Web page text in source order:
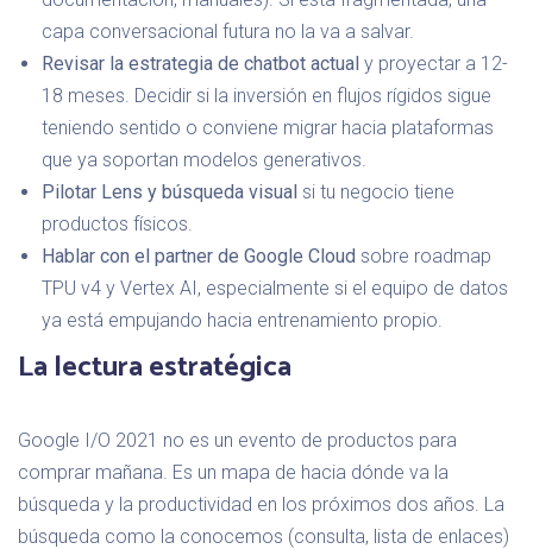
capa conversacional futura no la va a salvar.
Revisar la estrategia de chatbot actual y proyectar a 12-
18 meses. Decidir si la inversión en flujos rígidos sigue
teniendo sentido o conviene migrar hacia plataformas
que ya soportan modelos generativos.
Pilotar Lens y búsqueda visual si tu negocio tiene
productos físicos.
Hablar con el partner de Google Cloud sobre roadmap
TPU v4 y Vertex AI, especialmente si el equipo de datos
ya está empujando hacia entrenamiento propio.
La lectura estratégica
Google I/O 2021 no es un evento de productos para
comprar mañana. Es un mapa de hacia dónde va la
búsqueda y la productividad en los próximos dos años. La
búsqueda como la conocemos (consulta, lista de enlaces)